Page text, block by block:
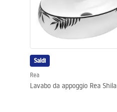
Saldi
Rea
Lavabo da appoggio Rea Shila